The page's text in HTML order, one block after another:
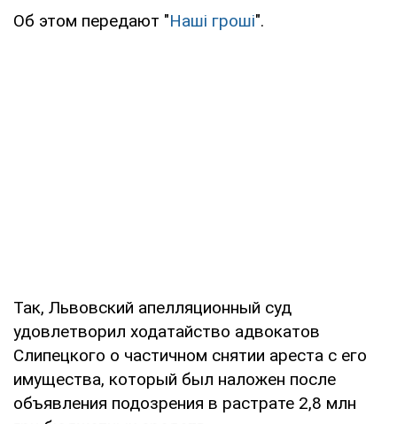
Об этом передают "Наші гроші".
Так, Львовский апелляционный суд
удовлетворил ходатайство адвокатов
Слипецкого о частичном снятии ареста с его
имущества, который был наложен после
объявления подозрения в растрате 2,8 млн